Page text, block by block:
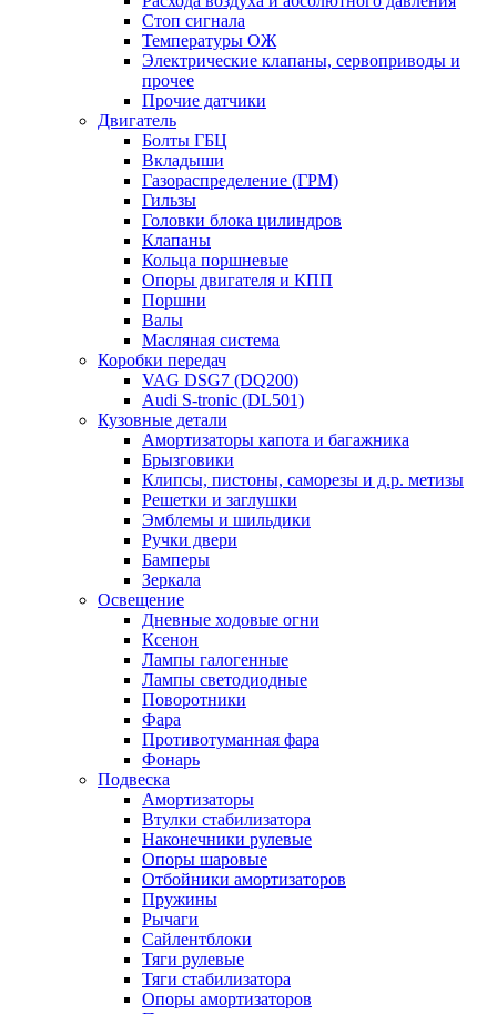
Стоп сигнала
Температуры ОЖ
Электрические клапаны, сервоприводы и
прочее
Прочие датчики
Двигатель
Болты ГБЦ
Вкладыши
Газораспределение (ГРМ)
Гильзы
Головки блока цилиндров
Клапаны
Кольца поршневые
Опоры двигателя и КПП
Поршни
Валы
Масляная система
Коробки передач
VAG DSG7 (DQ200)
Audi S-tronic (DL501)
Кузовные детали
Амортизаторы капота и багажника
Брызговики
Клипсы, пистоны, саморезы и д.р. метизы
Решетки и заглушки
Эмблемы и шильдики
Ручки двери
Бамперы
Зеркала
Освещение
Дневные ходовые огни
Ксенон
Лампы галогенные
Лампы светодиодные
Поворотники
Фара
Противотуманная фара
Фонарь
Подвеска
Амортизаторы
Втулки стабилизатора
Наконечники рулевые
Опоры шаровые
Отбойники амортизаторов
Пружины
Рычаги
Сайлентблоки
Тяги рулевые
Тяги стабилизатора
Опоры амортизаторов